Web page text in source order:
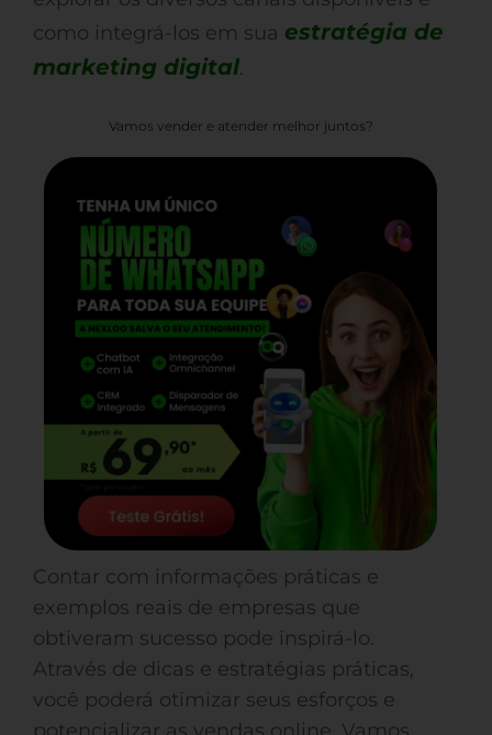
como integrá-los em sua estratégia de
marketing digital.
Vamos vender e atender melhor juntos?
Contar com informações práticas e
exemplos reais de empresas que
obtiveram sucesso pode inspirá-lo.
Através de dicas e estratégias práticas,
você poderá otimizar seus esforços e